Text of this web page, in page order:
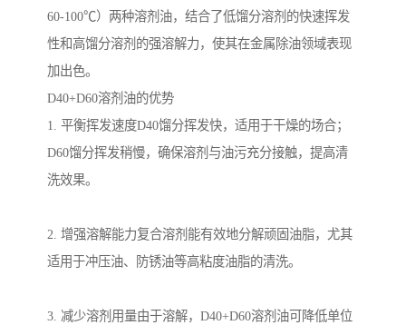
60-100℃）两种溶剂油，结合了低馏分溶剂的快速挥发
性和高馏分溶剂的强溶解力，使其在金属除油领域表现
加出色。
D40+D60溶剂油的优势
1. 平衡挥发速度D40馏分挥发快，适用于干燥的场合；
D60馏分挥发稍慢，确保溶剂与油污充分接触，提高清
洗效果。
2. 增强溶解能力复合溶剂能有效地分解顽固油脂，尤其
适用于冲压油、防锈油等高粘度油脂的清洗。
3. 减少溶剂用量由于溶解，D40+D60溶剂油可降低单位